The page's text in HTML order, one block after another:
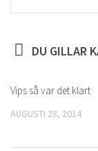
DU GILLAR
Vips så var det klart
AUGUSTI 28, 2014